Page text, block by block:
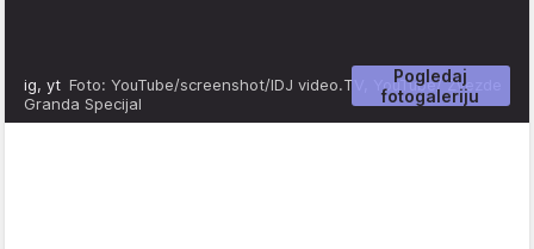
Pogledaj
fotogaleriju
ig, yt Foto: YouTube/screenshot/IDJ video.TV, YouTube/ Zvezde
Granda Specijal